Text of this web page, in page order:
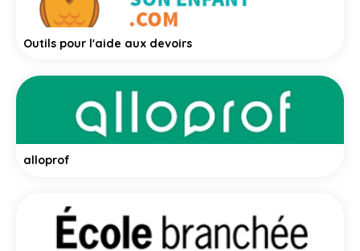
Outils pour l'aide aux devoirs
alloprof